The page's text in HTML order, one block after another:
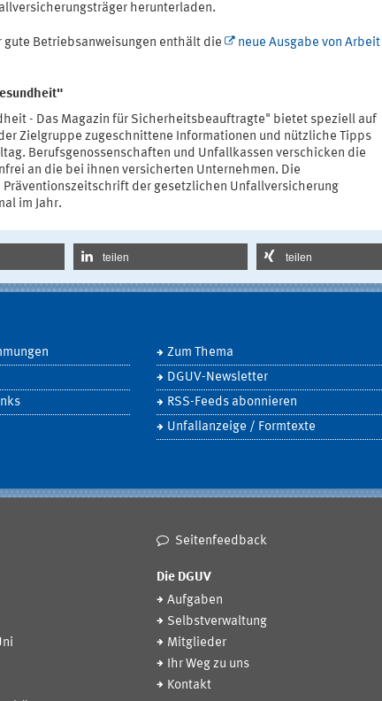
herunterladen.
gute Betriebsanweisungen enthält die
neue Ausgabe von Arbeit
- Das Magazin für Sicherheitsbeauftragte" bietet speziell auf
Zielgruppe zugeschnittene Informationen und nützliche Tipps
Berufsgenossenschaften und Unfallkassen verschicken die
an die bei ihnen versicherten Unternehmen. Die
Präventionszeitschrift der gesetzlichen Unfallversicherung
im Jahr.
teilen teilen
Zum Thema
DGUV-Newsletter
RSS-Feeds abonnieren
Unfallanzeige / Formtexte
Seitenfeedback
Die DGUV
Aufgaben
Selbstverwaltung
Mitglieder
Ihr Weg zu uns
Kontakt